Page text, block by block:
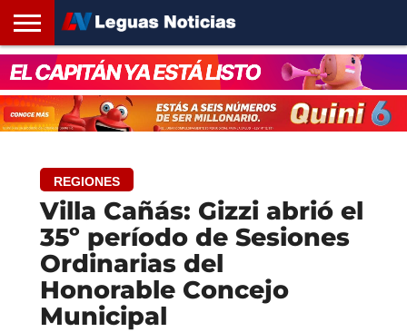
INICIO
SANTA
FE
ROSARIO24
REGIONES
ARGENTINA
OPINIÓN
CONTACTO
REGIONES
Villa Cañás: Gizzi abrió el
35º período de Sesiones
Ordinarias del
Honorable Concejo
Municipal